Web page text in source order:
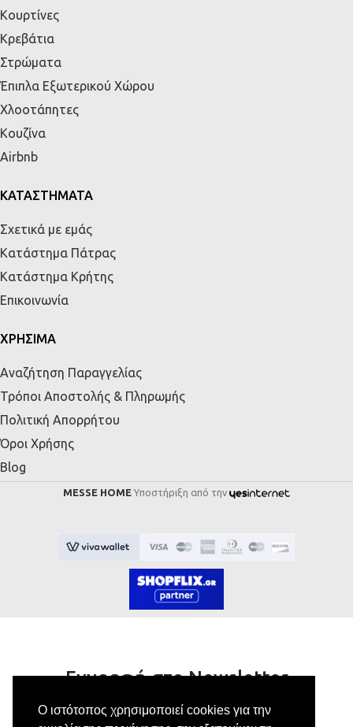
Ο ιστότοπος χρησιμοποιεί cookies για την
Κουρτίνες
Κρεβάτια
Στρώματα
Έπιπλα Εξωτερικού Χώρου
Χλοοτάπητες
Κουζίνα
Airbnb
ΚΑΤΑΣΤΗΜΑΤΑ
Σχετικά με εμάς
Κατάστημα Πάτρας
Κατάστημα Κρήτης
Επικοινωνία
ΧΡΗΣΙΜΑ
Αναζήτηση Παραγγελίας
Τρόποι Αποστολής & Πληρωμής
Πολιτική Απορρήτου
Όροι Χρήσης
Blog
MESSE HOME Υποστήριξη από την
Εγγραφή στο Newsletter
Κάνε εγγραφή στο newsletter μας για να